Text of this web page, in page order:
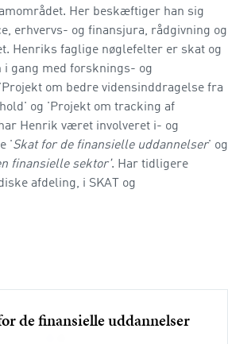
Her beskæftiger han sig
erhvervs- og finansjura, rådgivning og
Henriks faglige nøglefelter er skat og
gang med forsknings- og
om bedre vidensinddragelse fra
og 'Projekt om tracking af
Henrik været involveret i- og
'Skat for de finansielle uddannelser' og
finansielle sektor'. Har tidligere
afdeling, i SKAT og
de finansielle uddannelser